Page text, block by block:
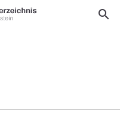
search